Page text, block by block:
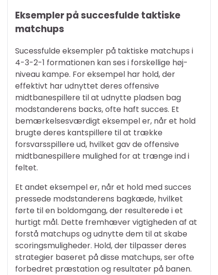
Eksempler på succesfulde taktiske
matchups
Sucessfulde eksempler på taktiske matchups i
4-3-2-1 formationen kan ses i forskellige høj-
niveau kampe. For eksempel har hold, der
effektivt har udnyttet deres offensive
midtbanespillere til at udnytte pladsen bag
modstanderens backs, ofte haft succes. Et
bemærkelsesværdigt eksempel er, når et hold
brugte deres kantspillere til at trække
forsvarsspillere ud, hvilket gav de offensive
midtbanespillere mulighed for at trænge ind i
feltet.
Et andet eksempel er, når et hold med succes
pressede modstanderens bagkæde, hvilket
førte til en boldomgang, der resulterede i et
hurtigt mål. Dette fremhæver vigtigheden af at
forstå matchups og udnytte dem til at skabe
scoringsmuligheder. Hold, der tilpasser deres
strategier baseret på disse matchups, ser ofte
forbedret præstation og resultater på banen.